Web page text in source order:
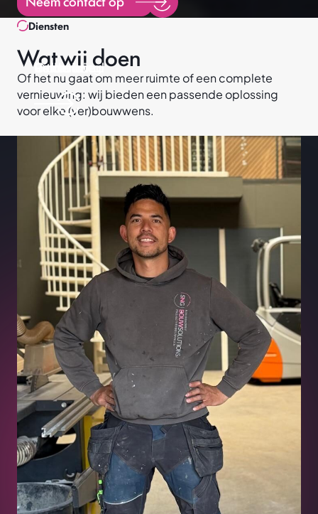
Projecten
Diensten
Verbouw
Uitbreiding
Renovatie
Onderhoud
Over ons
Neem contact
Diensten
Wat wij doen
Of het nu gaat om meer ruimte of een complete
vernieuwing: wij bieden een passende oplossing
voor elke (ver)bouwwens.
Uitbreiding
Renovatie
Onderhoud
Verbouw